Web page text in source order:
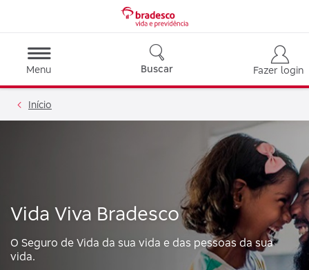
Menu Buscar Fazer login
Início
Vida Viva Bradesco
O Seguro de Vida da sua vida e das pessoas da sua
vida.